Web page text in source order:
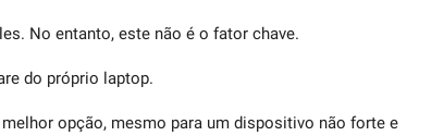
No entanto, este não é o fator chave.
do próprio laptop.
opção, mesmo para um dispositivo não forte e